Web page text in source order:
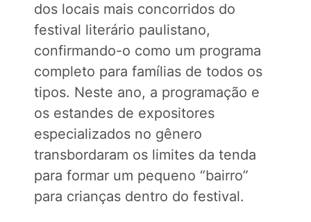
dos locais mais concorridos do
festival literário paulistano,
confirmando-o como um programa
completo para famílias de todos os
tipos. Neste ano, a programação e
os estandes de expositores
especializados no gênero
transbordaram os limites da tenda
para formar um pequeno “bairro”
para crianças dentro do festival.